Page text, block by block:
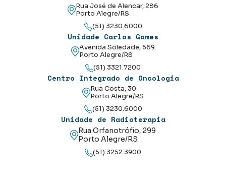
Rua José de Alencar, 286
Porto Alegre/RS
(51) 3230.6000
Unidade Carlos Gomes
Avenida Soledade, 569
Porto Alegre/RS
(51) 3321.7200
Centro Integrado de Oncologia
Rua Costa, 30
Porto Alegre/RS
(51) 3230.6000
Unidade de Radioterapia
Rua Orfanotrófio, 299
Porto Alegre/RS
(51) 3252.3900